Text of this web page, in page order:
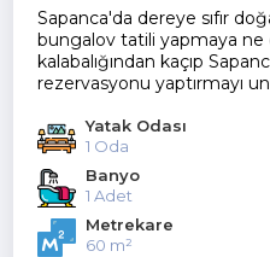
Sapanca'da dereye sıfır
bungalov tatili yapmaya ne
kalabalığından kaçıp
rezervasyonu yaptırmayı
Yatak Odası
1 Oda
Banyo
1 Adet
Metrekare
60 m²